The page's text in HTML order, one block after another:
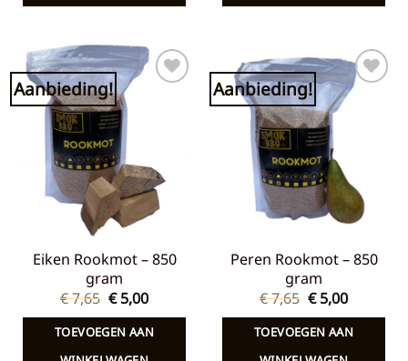
Aanbieding! Toevoegen
verlanglijst
Eiken Rookmot – 850
gram
€7,65 Oorspronkelijke
prijs
was:
€ 7,65.
€5,00Huidige
prijs
is:
€ 5,00.
TOEVOEGEN AAN
Aanbieding!
Toevoegen
verlanglijst
Peren Rookmot – 850
gram
€7,65
prijs
was:
€ 7,65.
€5,00Huidige
prijs
is:
€ 5,00.
TOEVOEGEN AAN